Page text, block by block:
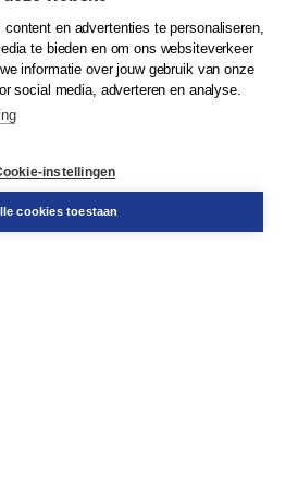
en advertenties te personaliseren,
te bieden en om ons websiteverkeer
informatie over jouw gebruik van onze
social media, adverteren en analyse.
instellingen
cookies toestaan